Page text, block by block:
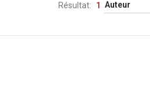
Résultat 1